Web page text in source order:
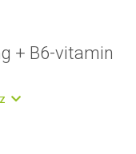
+ B6-vitamin